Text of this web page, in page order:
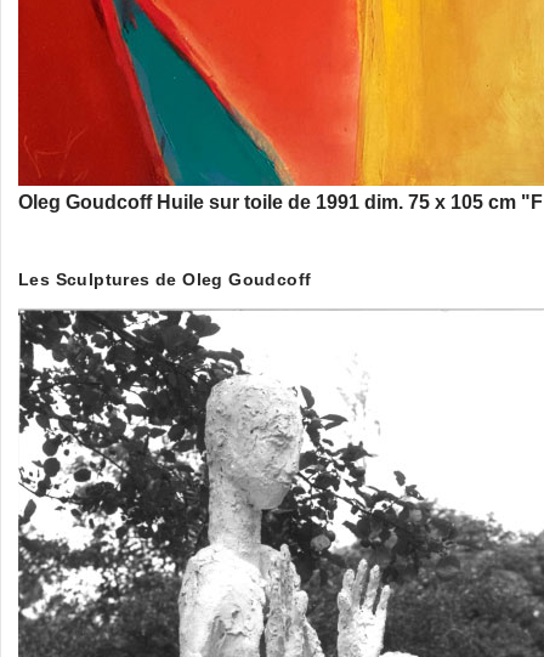
Oleg Goudcoff Huile sur toile de 1991 dim. 75 x 105 cm
Les Sculptures de Oleg Goudcoff